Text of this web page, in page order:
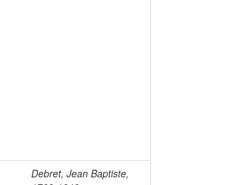
Debret, Jean Baptiste,